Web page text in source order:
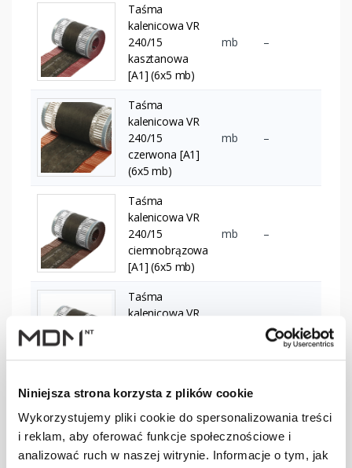
Niniejsza strona korzysta z plików cookie
Wykorzystujemy pliki cookie do spersonalizowania treści
i reklam, aby oferować funkcje społecznościowe i
analizować ruch w naszej witrynie. Informacje o tym, jak
Taśma
kalenicowa VR
240/15
kasztanowa
[A1] (6x5 mb)
mb –
Taśma
kalenicowa VR
240/15
czerwona [A1]
(6x5 mb)
mb –
Taśma
kalenicowa VR
240/15
ciemnobrązowa
[A1] (6x5 mb)
mb –
Taśma
kalenicowa VR
(6x5 mb)
–
Taśma
kalenicowa VR
300/15 ceglasta
[A1] (6x5 mb)
mb –